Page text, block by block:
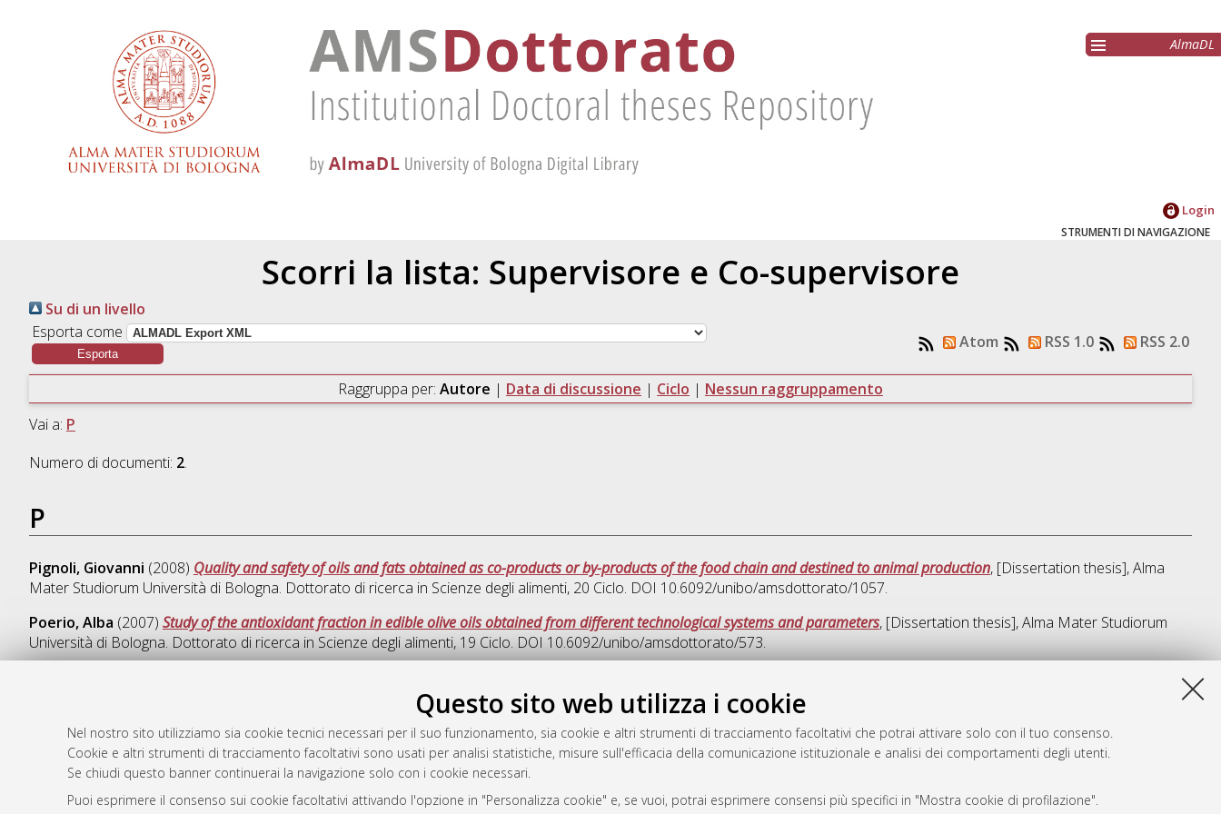
Questo sito web utilizza i cookie
Nel nostro sito utilizziamo sia cookie tecnici necessari per il suo funzionamento, sia cookie e altri strumenti di tracciamento facoltativi che potrai attivare solo con il tuo consenso.
Cookie e altri strumenti di tracciamento facoltativi sono usati per analisi statistiche, misure sull'efficacia della comunicazione istituzionale e analisi dei comportamenti degli utenti.
Se chiudi questo banner continuerai la navigazione solo con i cookie necessari.
Puoi esprimere il consenso sui cookie facoltativi attivando l'opzione in "Personalizza cookie" e, se vuoi, potrai esprimere consensi più specifici in "Mostra cookie di profilazione".
AlmaDL
Login
STRUMENTI DI NAVIGAZIONE
Scorri la lista: Supervisore e Co-supervisore
Su di un livello
Esporta come
Atom RSS 1.0 RSS 2.0
Raggruppa per: Autore | Data di discussione | Ciclo | Nessun raggruppamento
Vai a: P
Numero di documenti: 2.
P
Pignoli, Giovanni (2008) Quality and safety of oils and fats obtained as co-products or by-products of the food chain and destined to animal production, [Dissertation thesis], Alma
Mater Studiorum Università di Bologna. Dottorato di ricerca in Scienze degli alimenti, 20 Ciclo. DOI 10.6092/unibo/amsdottorato/1057.
Poerio, Alba (2007) Study of the antioxidant fraction in edible olive oils obtained from different technological systems and parameters, [Dissertation thesis], Alma Mater Studiorum
Università di Bologna. Dottorato di ricerca in Scienze degli alimenti, 19 Ciclo. DOI 10.6092/unibo/amsdottorato/573.
Questa lista e' stata generata il Thu Aug 6 20:46:46 2026 CEST.
Atom
Rss 1.0
Rss 2.0
AMS Dottorato
ISSN: 2038-7946
Servizio implementato e gestito da
Impostazioni Cookie